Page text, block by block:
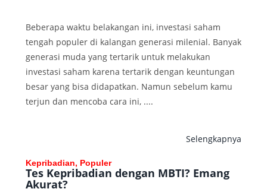
Beberapa waktu belakangan ini, investasi saham
tengah populer di kalangan generasi milenial. Banyak
generasi muda yang tertarik untuk melakukan
investasi saham karena tertarik dengan keuntungan
besar yang bisa didapatkan. Namun sebelum kamu
terjun dan mencoba cara ini, ....
Selengkapnya
Kepribadian, Populer
Tes Kepribadian dengan MBTI? Emang
Akurat?